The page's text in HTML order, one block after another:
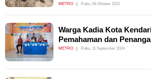
METRO Rabu, 06 Oktober 2021
Warga Kadia Kota
Pemahaman dan
METRO Rabu, 11 September 2024